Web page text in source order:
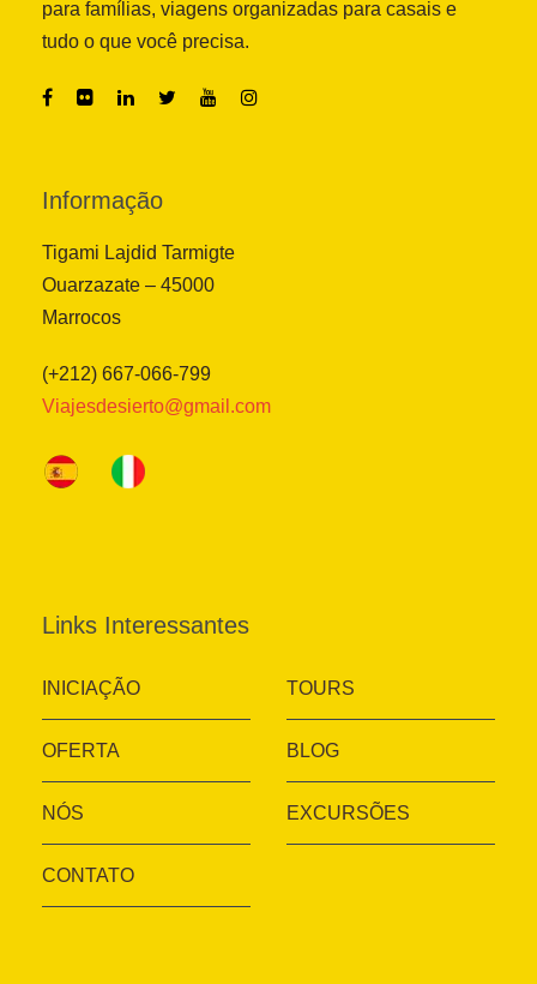
para famílias, viagens organizadas para casais e
tudo o que você precisa.
Informação
Tigami Lajdid Tarmigte
Ouarzazate – 45000
Marrocos
(+212) 667-066-799
Viajesdesierto@gmail.com
Links Interessantes
INICIAÇÃO TOURS
OFERTA BLOG
NÓS EXCURSÕES
CONTATO